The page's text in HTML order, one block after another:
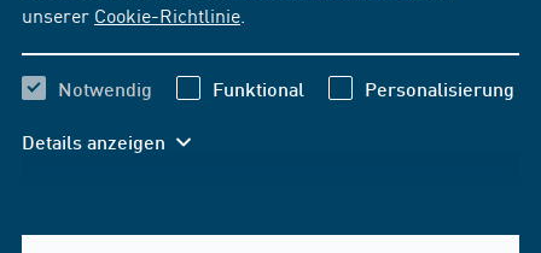
unserer Cookie-Richtlinie
Notwendig Funktional Personalisierung
Details anzeigen